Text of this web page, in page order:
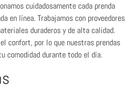
cuidadosamente cada prenda
en línea. Trabajamos con proveedores
duraderos y de alta calidad.
confort, por lo que nuestras prendas
comodidad durante todo el día.